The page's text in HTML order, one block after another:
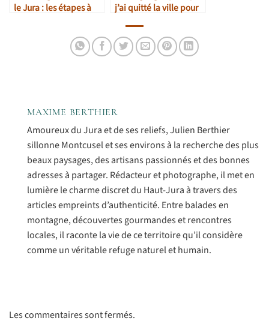
le Jura : les étapes à
j’ai quitté la ville pour
MAXIME BERTHIER
Amoureux du Jura et de ses reliefs, Julien Berthier
sillonne Montcusel et ses environs à la recherche des plus
beaux paysages, des artisans passionnés et des bonnes
adresses à partager. Rédacteur et photographe, il met en
lumière le charme discret du Haut-Jura à travers des
articles empreints d’authenticité. Entre balades en
montagne, découvertes gourmandes et rencontres
locales, il raconte la vie de ce territoire qu’il considère
comme un véritable refuge naturel et humain.
Les commentaires sont fermés.